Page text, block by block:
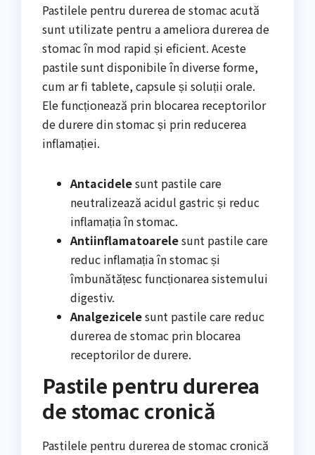
Pastilele pentru durerea de stomac acută
sunt utilizate pentru a ameliora durerea de
stomac în mod rapid și eficient. Aceste
pastile sunt disponibile în diverse forme,
cum ar fi tablete, capsule și soluții orale.
Ele funcționează prin blocarea receptorilor
de durere din stomac și prin reducerea
inflamației.
Antacidelesunt pastile care
neutralizează acidul gastric și reduc
inflamația în stomac.
Antiinflamatoarelesunt pastile care
reduc inflamația în stomac și
îmbunătățesc funcționarea sistemului
digestiv.
Analgezicelesunt pastile care reduc
durerea de stomac prin blocarea
receptorilor de durere.
Pastile pentru durerea
de stomac cronică
Pastilele pentru durerea de stomac cronică